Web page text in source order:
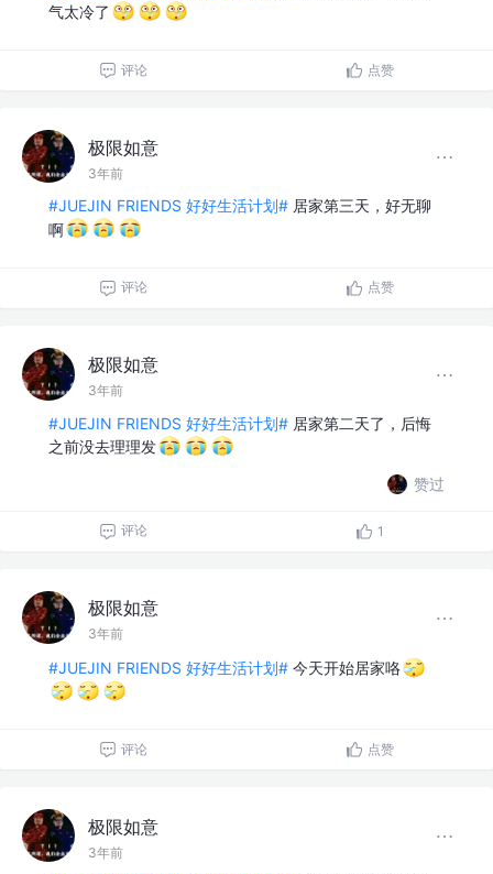
气太冷了
评论 点赞
极限如意
3年前
#JUEJIN FRIENDS 好好生活计划# 居家第三天，好无聊
啊
评论 点赞
极限如意
3年前
#JUEJIN FRIENDS 好好生活计划# 居家第二天了，后悔
之前没去理理发
赞过
评论 1
极限如意
3年前
#JUEJIN FRIENDS 好好生活计划# 今天开始居家咯
评论 点赞
极限如意
3年前